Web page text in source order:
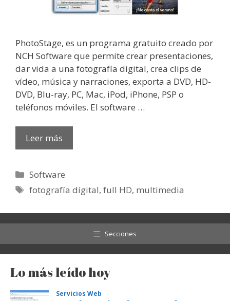
PhotoStage, es un programa gratuito creado por
NCH Software que permite crear presentaciones,
dar vida a una fotografía digital, crea clips de
vídeo, música y narraciones, exporta a DVD, HD-
DVD, Blu-ray, PC, Mac, iPod, iPhone, PSP o
teléfonos móviles. El software …
Leer más
Categorías
Software
Etiquetas
fotografía digital,full HD, multimedia
Secciones
Lo más leído hoy